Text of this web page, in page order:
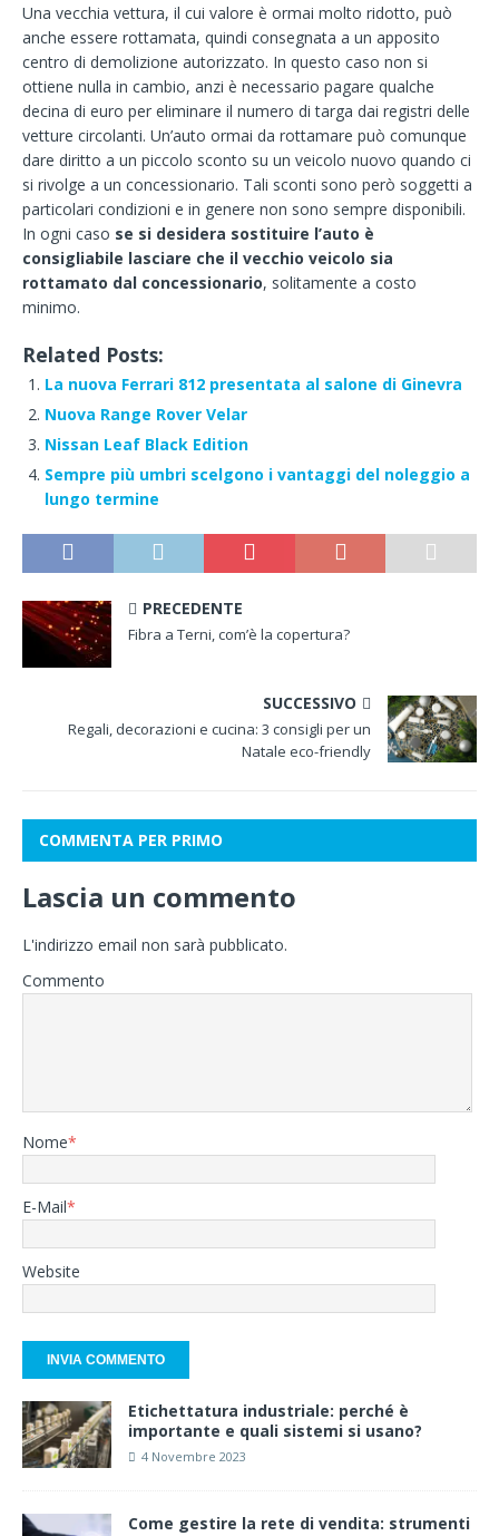
Una vecchia vettura, il cui valore è ormai molto ridotto, può
anche essere rottamata, quindi consegnata a un apposito
centro di demolizione autorizzato. In questo caso non si
ottiene nulla in cambio, anzi è necessario pagare qualche
decina di euro per eliminare il numero di targa dai registri delle
vetture circolanti. Un’auto ormai da rottamare può comunque
dare diritto a un piccolo sconto su un veicolo nuovo quando ci
si rivolge a un concessionario. Tali sconti sono però soggetti a
particolari condizioni e in genere non sono sempre disponibili.
In ogni caso se si desidera sostituire l’auto è
consigliabile lasciare che il vecchio veicolo sia
rottamato dal concessionario, solitamente a costo
minimo.
Related Posts:
La nuova Ferrari 812 presentata al salone di Ginevra
Nuova Range Rover Velar
Nissan Leaf Black Edition
Sempre più umbri scelgono i vantaggi del noleggio a
lungo termine
PRECEDENTE
Fibra a Terni, com’è la copertura?
SUCCESSIVO
Regali, decorazioni e cucina: 3 consigli per un
Natale eco-friendly
COMMENTA PER PRIMO
Lascia un commento
L'indirizzo email non sarà pubblicato.
Commento
Nome*
E-Mail*
Website
Etichettatura industriale: perché è
importante e quali sistemi si usano?
4 Novembre 2023
Come gestire la rete di vendita: strumenti